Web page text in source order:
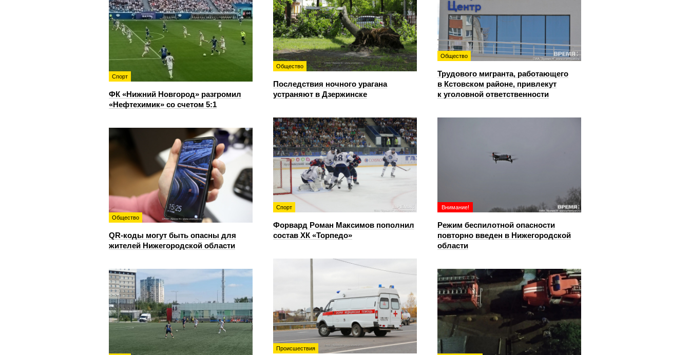
Общество
Трудового мигранта, работающего
в Кстовском районе, привлекут
к уголовной ответственности
Общество
Последствия ночного урагана
устраняют в Дзержинске
Спорт
ФК «Нижний Новгород» разгромил
«Нефтехимик» со счетом 5:1
Спорт
Форвард Роман Максимов пополнил
состав ХК «Торпедо»
Внимание!
Режим беспилотной опасности
повторно введен в Нижегородской
области
Общество
QR-коды могут быть опасны для
жителей Нижегородской области
Происшествия